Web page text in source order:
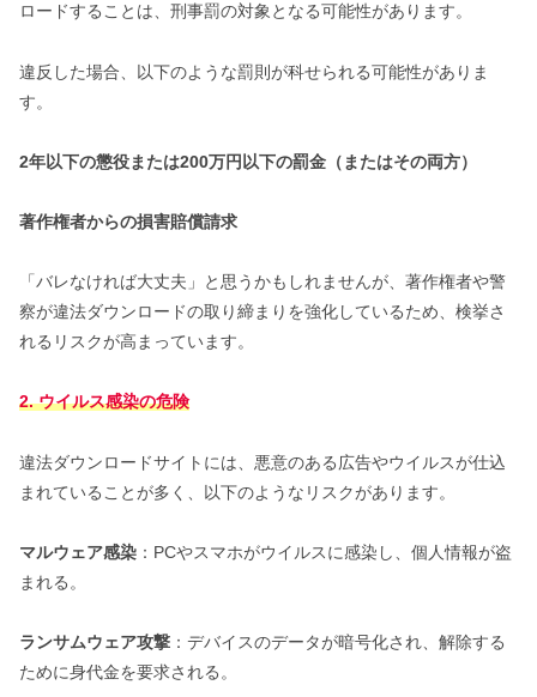
ロードすることは、刑事罰の対象となる可能性があります。
違反した場合、以下のような罰則が科せられる可能性がありま
す。
2年以下の懲役または200万円以下の罰金（またはその両方）
著作権者からの損害賠償請求
「バレなければ大丈夫」と思うかもしれませんが、著作権者や警
察が違法ダウンロードの取り締まりを強化しているため、検挙さ
れるリスクが高まっています。
2. ウイルス感染の危険
違法ダウンロードサイトには、悪意のある広告やウイルスが仕込
まれていることが多く、以下のようなリスクがあります。
マルウェア感染 ：PCやスマホがウイルスに感染し、個人情報が盗
まれる。
ランサムウェア攻撃 ：デバイスのデータが暗号化され、解除する
ために身代金を要求される。